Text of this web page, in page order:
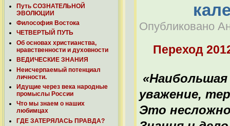
Путь СОЗНАТЕЛЬНОЙ
ЭВОЛЮЦИИ
Философия Востока
ЧЕТВЕРТЫЙ ПУТЬ
Об основах христианства,
нравственности и духовности
ВЕДИЧЕСКИЕ ЗНАНИЯ
Неисчерпаемый потенциал
личности.
Идущие через века народные
промыслы России
Что мы знаем о наших
любимцах
ГДЕ ЗАТЕРЯЛАСЬ ПРАВДА?
Опубликовано
Переход
уважение,
Это